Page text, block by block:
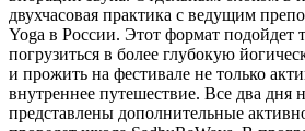
двухчасовая практика с ведущим
Yoga в России. Этот формат подойдет
погрузиться в более глубокую
и прожить на фестивале не только
внутреннее путешествие. Все два дня
представлены дополнительные